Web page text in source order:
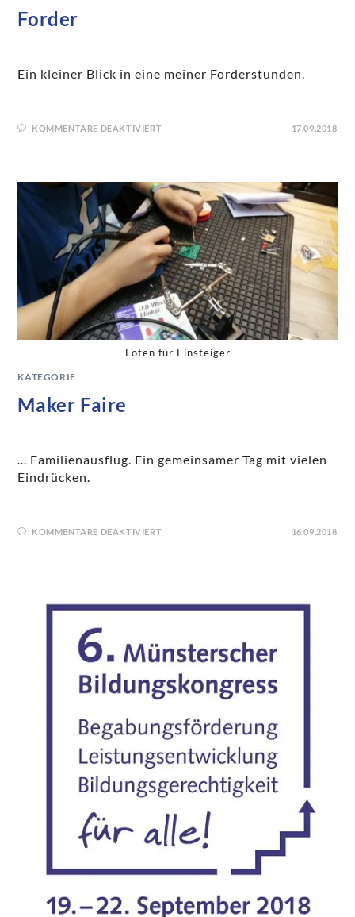
Forder
Ein kleiner Blick in eine meiner Forderstunden.
KOMMENTARE DEAKTIVIERT 17.09.2018
Löten für Einsteiger
KATEGORIE
Maker Faire
... Familienausflug. Ein gemeinsamer Tag mit vielen
Eindrücken.
KOMMENTARE DEAKTIVIERT 16.09.2018